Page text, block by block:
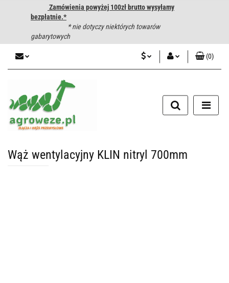
Zamówienia powyżej 100zł brutto wysyłamy
bezpłatnie.*
* nie dotyczy niektórych towarów
gabarytowych
Zarejestruj się
Dodaj zgłoszenie
(0)
Wąż wentylacyjny KLIN nitryl 700mm